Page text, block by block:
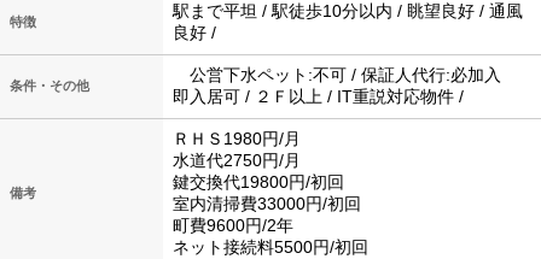
特徴
駅まで平坦 / 駅徒歩10分以内 / 眺望良好 / 通風
良好 /
条件・その他
公営下水ペット:不可 / 保証人代行:必加入
即入居可 / ２Ｆ以上 / IT重説対応物件 /
備考
ＲＨＳ1980円/月
水道代2750円/月
鍵交換代19800円/初回
室内清掃費33000円/初回
町費9600円/2年
ネット接続料5500円/初回